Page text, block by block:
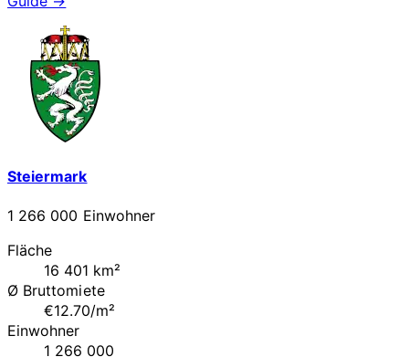
Steiermark
1 266 000 Einwohner
Fläche
16 401 km²
Ø Bruttomiete
€12.70/m²
Einwohner
1 266 000